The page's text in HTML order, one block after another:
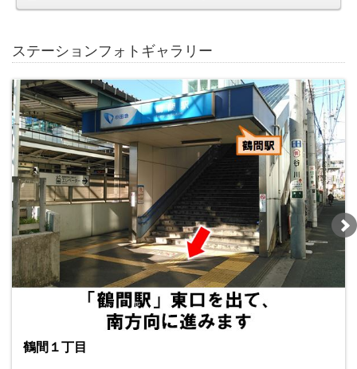
ステーションフォトギャラリー
鶴間１丁目